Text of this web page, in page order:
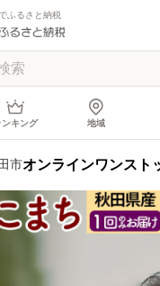
ふるさと納税
ンキング 地域
市オンラインワンスト